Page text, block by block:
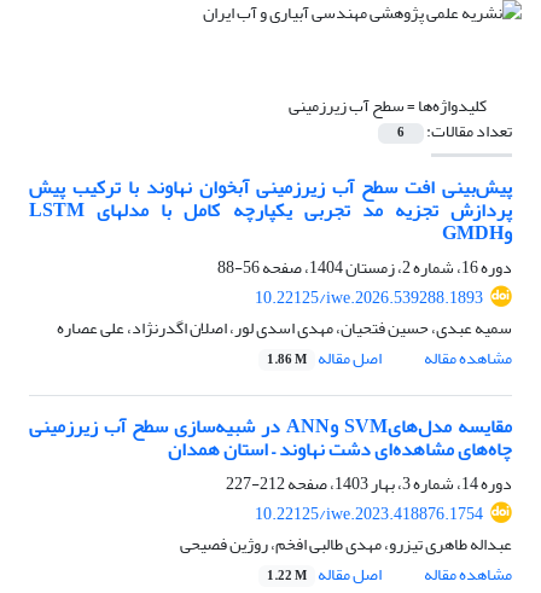
کلیدواژه‌ها =سطح آب زیرزمینی
تعداد مقالات: 6
پیش‌بینی افت سطح آب زیرزمینی آبخوان نهاوند با ترکیب پیش
پردازش تجزیه مد تجربی یکپارچه کامل با مدلهای LSTM
وGMDH
دوره 16، شماره 2، زمستان 1404، صفحه
56-88
10.22125/iwe.2026.539288.1893
سمیه عبدی، حسین فتحیان، مهدی اسدی لور، اصلان اگدرنژاد، علی عصاره
مشاهده مقاله
اصل مقاله 1.86 M
مقایسه مدل‌هایSVM وANN در شبیه‌سازی سطح آب زیرزمینی
چاه‌های مشاهده‌ای دشت نهاوند – استان همدان
دوره 14، شماره 3، بهار 1403، صفحه
212-227
10.22125/iwe.2023.418876.1754
عبداله طاهری تیزرو، مهدی طالبی افخم، روژین فصیحی
مشاهده مقاله
اصل مقاله 1.22 M